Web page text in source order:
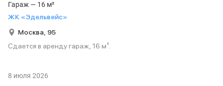
Гараж — 16 м²
ЖК «Эдельвейс»
Москва, 95
Сдается в аренду гараж, 16 м².
8 июля 2026